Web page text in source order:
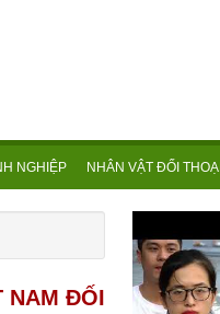
NGHIỆP NHÂN VẬT ĐỐI THOẠI
NAM ĐỐI